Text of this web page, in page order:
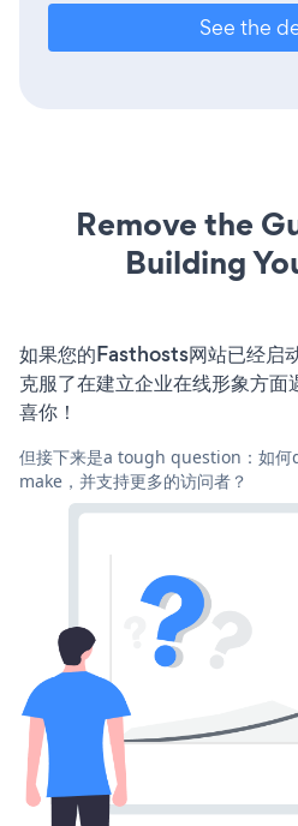
See the
Remove the
Building
如果您的Fasthosts网站已经启
克服了在建立企业在线形象方
喜你！
但接下来是a tough question：如何
make，并支持更多的访问者？